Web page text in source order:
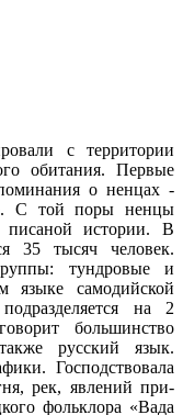
с территории
обитания. Первые
о ненцах -
С той поры ненцы
писаной истории. В
35 тысяч человек.
тундровые и
языке самодийской
на 2
большинство
русский язык.
Господствовала
рек, явлений при-
фольклора «Вада